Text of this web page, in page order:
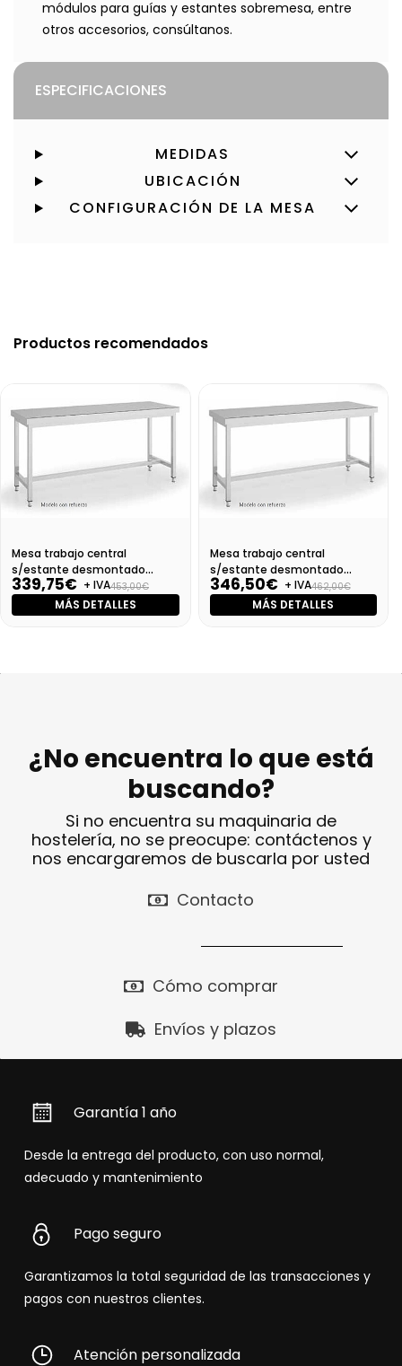
módulos para guías y estantes sobremesa, entre
otros accesorios, consúltanos.
ESPECIFICACIONES
MEDIDAS
UBICACIÓN
CONFIGURACIÓN DE LA MESA
Productos recomendados
Mesa trabajo central
s/estante desmontado
Dim:1000X600X850
339,75€ + IVA453,00€
MÁS DETALLES
Mesa trabajo central
s/estante desmontado
Dim:1100X600X850 Mm
346,50€ + IVA462,00€
MÁS DETALLES
¿No encuentra lo que está
buscando?
Si no encuentra su maquinaria de
hostelería, no se preocupe: contáctenos y
nos encargaremos de buscarla por usted
Contacto
Cómo comprar
Envíos y plazos
Garantía 1 año
Desde la entrega del producto, con uso normal,
adecuado y mantenimiento
Pago seguro
Garantizamos la total seguridad de las transacciones y
pagos con nuestros clientes.
Atención personalizada